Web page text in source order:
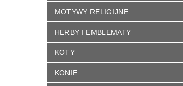
MOTYWY RELIGIJNE
HERBY I EMBLEMATY
KOTY
KONIE